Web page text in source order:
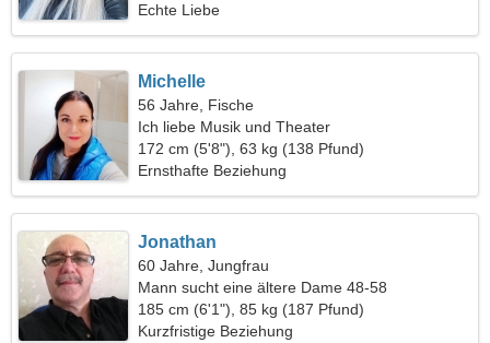
Echte Liebe
Michelle
56 Jahre, Fische
Ich liebe Musik und Theater
172 cm (5'8"), 63 kg (138 Pfund)
Ernsthafte Beziehung
Jonathan
60 Jahre, Jungfrau
Mann sucht eine ältere Dame 48-58
185 cm (6'1"), 85 kg (187 Pfund)
Kurzfristige Beziehung